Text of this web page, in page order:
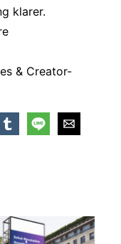
klarer.
& Creator-